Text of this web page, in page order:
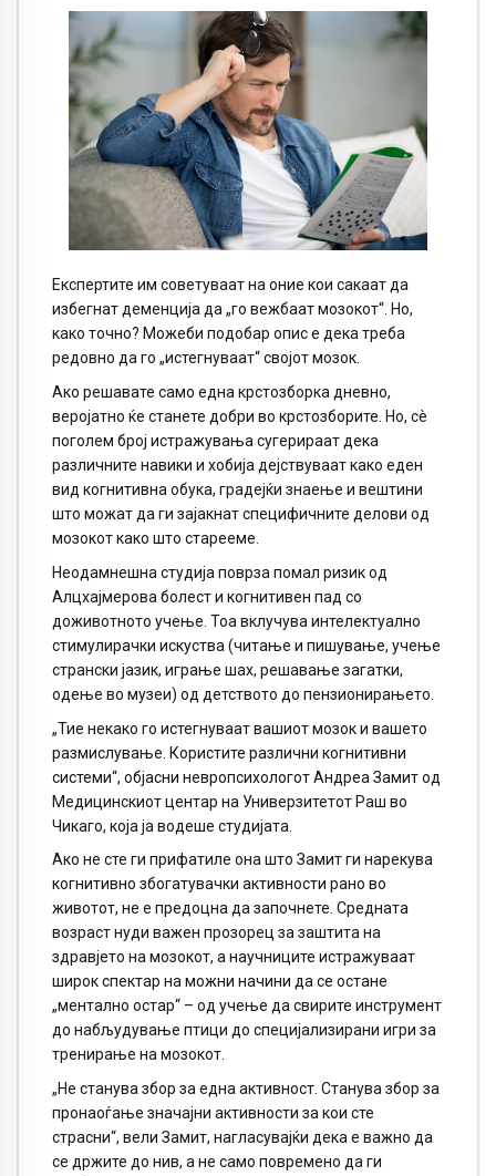
Експертите им советуваат на оние кои сакаат да
избегнат деменција да „го вежбаат мозокот“. Но,
како точно? Можеби подобар опис е дека треба
редовно да го „истегнуваат“ својот мозок.
Ако решавате само една крстозборка дневно,
веројатно ќе станете добри во крстозборите. Но, сè
поголем број истражувања сугерираат дека
различните навики и хобија дејствуваат како еден
вид когнитивна обука, градејќи знаење и вештини
што можат да ги зајакнат специфичните делови од
мозокот како што старееме.
Неодамнешна студија поврза помал ризик од
Алцхајмерова болест и когнитивен пад со
доживотното учење. Тоа вклучува интелектуално
стимулирачки искуства (читање и пишување, учење
странски јазик, играње шах, решавање загатки,
одење во музеи) од детството до пензионирањето.
„Тие некако го истегнуваат вашиот мозок и вашето
размислување. Користите различни когнитивни
системи“, објасни невропсихологот Андреа Замит од
Медицинскиот центар на Универзитетот Раш во
Чикаго, која ја водеше студијата.
Ако не сте ги прифатиле она што Замит ги нарекува
когнитивно збогатувачки активности рано во
животот, не е предоцна да започнете. Средната
возраст нуди важен прозорец за заштита на
здравјето на мозокот, а научниците истражуваат
широк спектар на можни начини да се остане
„ментално остар“ – од учење да свирите инструмент
до набљудување птици до специјализирани игри за
тренирање на мозокот.
„Не станува збор за една активност. Станува збор за
пронаоѓање значајни активности за кои сте
страсни“, вели Замит, нагласувајќи дека е важно да
се држите до нив, а не само повремено да ги